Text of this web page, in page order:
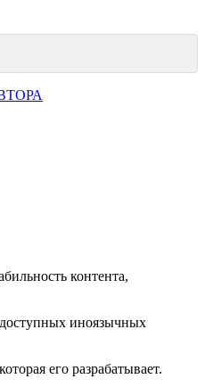
контента,
иноязычных
его разрабатывает.